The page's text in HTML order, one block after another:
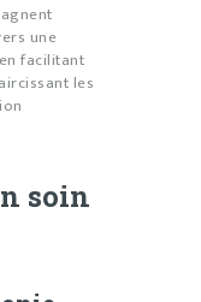
une
facilitant
les
soin